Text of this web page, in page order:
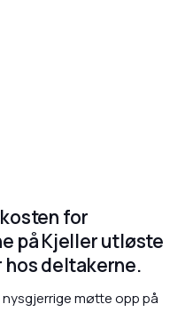
for
på Kjeller utløste
deltakerne.
møtte opp på